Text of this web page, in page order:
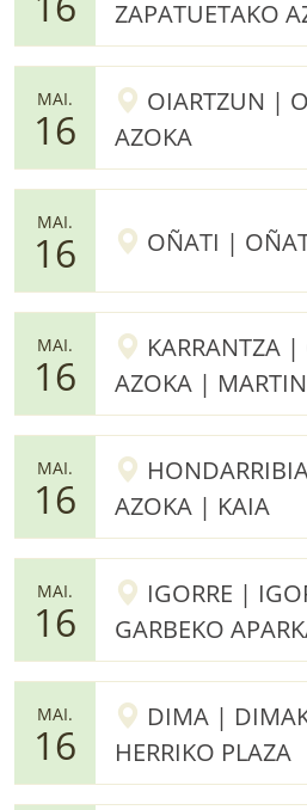
ZAPATUETAKO
MAI.
16
OIARTZUN |
AZOKA
MAI.
16 OÑATI |
MAI.
16
KARRANTZA
AZOKA |
MAI.
16
AZOKA | KAIA
MAI.
16
IGORRE |
GARBEKO
MAI.
16
DIMA |
HERRIKO PLAZA